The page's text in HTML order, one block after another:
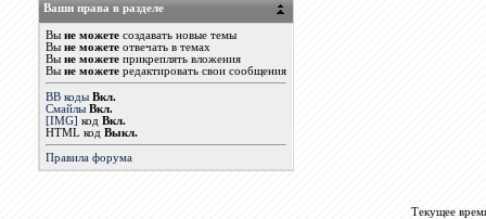
Ваши права в разделе
Вы не можетесоздавать новые темы
Вы не можетеотвечать в темах
Вы не можетеприкреплять вложения
Вы не можетередактировать свои сообщения
BB коды Вкл.
Смайлы Вкл.
[IMG] код Вкл.
HTML код Выкл.
Правила форума
Текущее